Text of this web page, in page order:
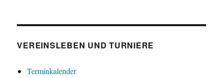
VEREINSLEBEN UND TURNIERE
Terminkalender